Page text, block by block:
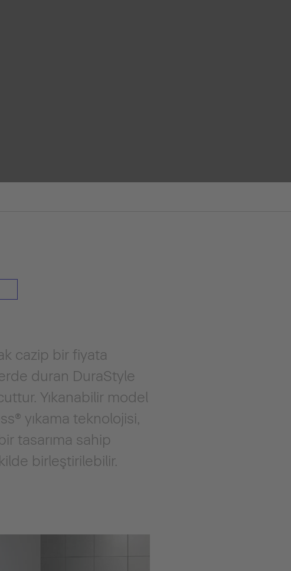
cazip bir fiyata
duran DuraStyle
Yıkanabilir model
yıkama teknolojisi,
tasarıma sahip
birleştirilebilir.